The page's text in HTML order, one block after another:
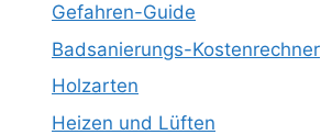
Gefahren-Guide
Badsanierungs-Kostenrechner
Holzarten
Heizen und Lüften